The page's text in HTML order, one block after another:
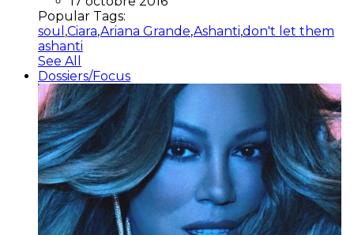
Popular Tags:
soul ,Ciara,Ariana Grande,Ashanti,don't let them
ashanti
See All
Dossiers/Focus